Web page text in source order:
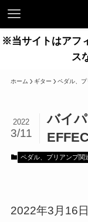
※当サイトはアフ
ス
ホーム ギター ペダル、プ
バイ
2022
3/11
ペダル、プリアンプ関
2022年3月16